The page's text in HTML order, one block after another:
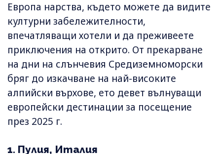
Европа нарства, където можете да видите
културни забележителности,
впечатляващи хотели и да преживеете
приключения на открито. От прекарване
на дни на слънчевия Средиземноморски
бряг до изкачване на най-високите
алпийски върхове, ето девет вълнуващи
европейски дестинации за посещение
през 2025 г.
1. Пулия, Италия